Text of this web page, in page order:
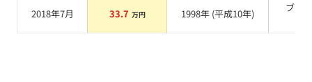
2018年7月 33.7 万円 1998年 (平成10年)
ブラ